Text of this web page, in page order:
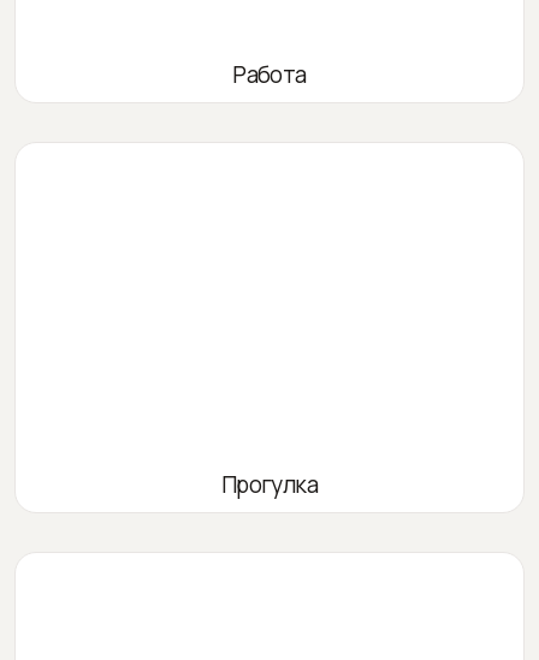
Работа
Прогулка